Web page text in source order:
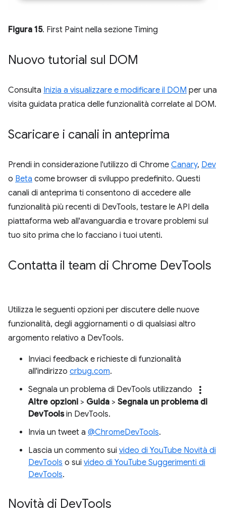
Figura 15. First Paint nella sezione Timing
Nuovo tutorial sul DOM
Consulta Inizia a visualizzare e modificare il DOM per una
visita guidata pratica delle funzionalità correlate al DOM.
Scaricare i canali in anteprima
Prendi in considerazione l'utilizzo di Chrome Canary, Dev
o Beta come browser di sviluppo predefinito. Questi
canali di anteprima ti consentono di accedere alle
funzionalità più recenti di DevTools, testare le API della
piattaforma web all'avanguardia e trovare problemi sul
tuo sito prima che lo facciano i tuoi utenti.
Contatta il team di Chrome DevTools
Utilizza le seguenti opzioni per discutere delle nuove
funzionalità, degli aggiornamenti o di qualsiasi altro
argomento relativo a DevTools.
Inviaci feedback e richieste di funzionalità
all'indirizzo crbug.com.
Segnala un problema di DevTools utilizzando
more_vert
Altre opzioni > Guida > Segnala un problema di
DevToolsin DevTools.
Invia un tweet a @ChromeDevTools.
Lascia un commento sui video di YouTube Novità di
DevTools o sui video di YouTube Suggerimenti di
DevTools.
Novità di DevTools